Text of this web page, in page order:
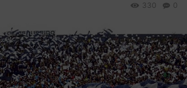
0
330